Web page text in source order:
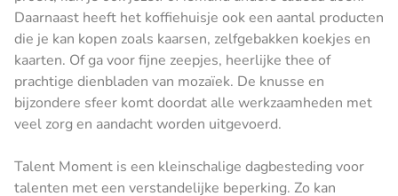
Daarnaast heeft het koffiehuisje ook een aantal producten
die je kan kopen zoals kaarsen, zelfgebakken koekjes en
kaarten. Of ga voor fijne zeepjes, heerlijke thee of
prachtige dienbladen van mozaïek. De knusse en
bijzondere sfeer komt doordat alle werkzaamheden met
veel zorg en aandacht worden uitgevoerd.
Talent Moment is een kleinschalige dagbesteding voor
talenten met een verstandelijke beperking. Zo kan